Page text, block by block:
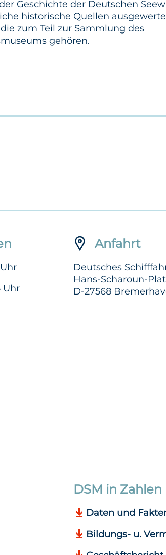
Geschichte der Deutschen
historische Quellen
zum Teil zur Sammlung des
gehören.
Uhr
Anfahrt
Deutsches
Hans-Scharoun-
D-27568
DSM in
Daten und
Bildungs- u.